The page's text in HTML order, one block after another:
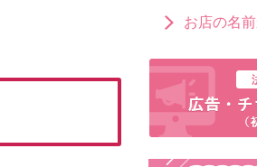
お店の名